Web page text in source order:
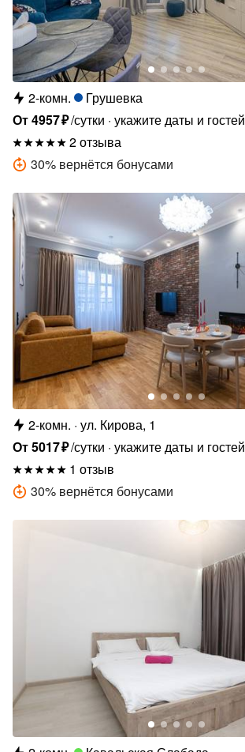
2-комн.
Грушевка
От4957₽/сутки укажите даты и гостей
2 отзыва
30% вернётся бонусами
2-комн. ул. Кирова, 1
От5017₽/сутки укажите даты и гостей
1 отзыв
30% вернётся бонусами